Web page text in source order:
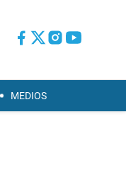
MEDIOS